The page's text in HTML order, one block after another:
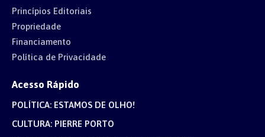
Princípios Editoriais
Propriedade
Financiamento
Política de Privacidade
Acesso Rápido
POLÍTICA: ESTAMOS DE OLHO!
CULTURA: PIERRE PORTO